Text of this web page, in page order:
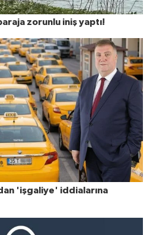
zorunlu iniş yaptı!
'işgaliye' iddialarına